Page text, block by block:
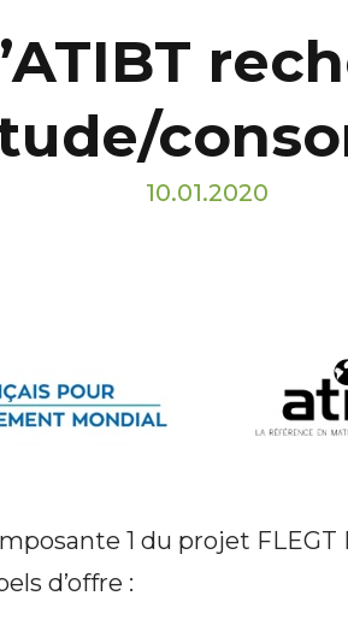
10.01.2020
1 du projet
d’offre :